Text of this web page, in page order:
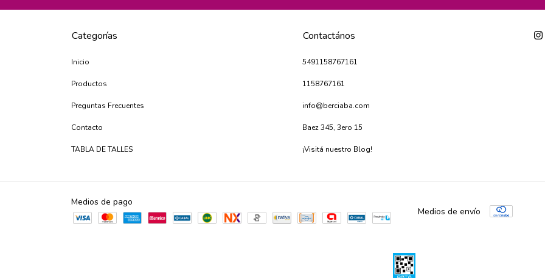
Categorías
Inicio
Productos
Preguntas Frecuentes
Contacto
TABLA DE TALLES
Contactános
5491158767161
1158767161
info@berciaba.com
Baez 345, 3ero 15
¡Visitá nuestro Blog!
Medios de pago
Medios de envío